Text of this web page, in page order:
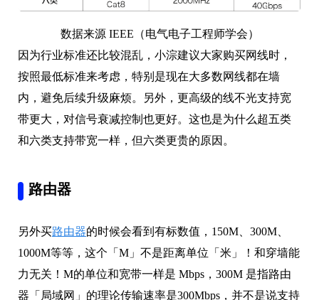
数据来源 IEEE（电气电子工程师学会）
因为行业标准还比较混乱，小淙建议大家购买网线时，
按照最低标准来考虑，特别是现在大多数网线都在墙
内，避免后续升级麻烦。另外，更高级的线不光支持宽
带更大，对信号衰减控制也更好。这也是为什么超五类
和六类支持带宽一样，但六类更贵的原因。
另外买
1000M等等，这个「M」不是距离单位「米」！和穿墙能
力无关！M的单位和宽带一样是 Mbps，300M 是指路由
器「局域网」的理论传输速率是300Mbps，并不是说支持
最大 300兆的宽带。